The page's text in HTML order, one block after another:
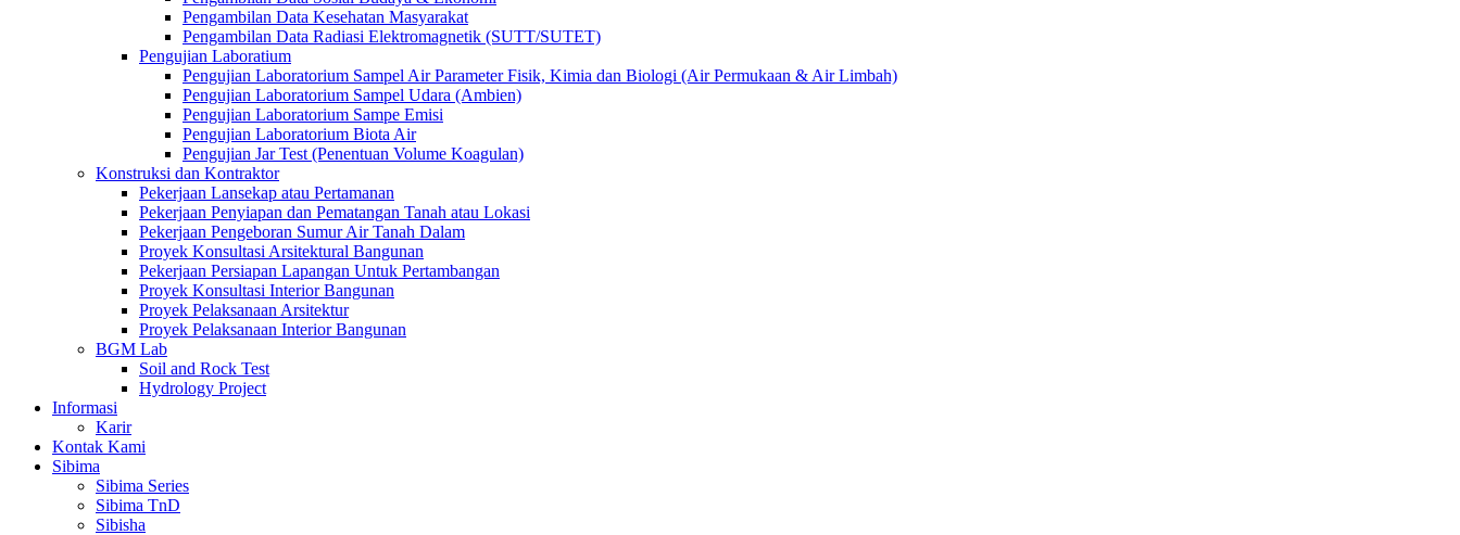
Pengambilan Data Kesehatan Masyarakat
Pengambilan Data Radiasi Elektromagnetik (SUTT/SUTET)
Pengujian Laboratium
Pengujian Laboratorium Sampel Air Parameter Fisik, Kimia dan Biologi (Air Permukaan & Air Limbah)
Pengujian Laboratorium Sampel Udara (Ambien)
Pengujian Laboratorium Sampe Emisi
Pengujian Laboratorium Biota Air
Pengujian Jar Test (Penentuan Volume Koagulan)
Konstruksi dan Kontraktor
Pekerjaan Lansekap atau Pertamanan
Pekerjaan Penyiapan dan Pematangan Tanah atau Lokasi
Pekerjaan Pengeboran Sumur Air Tanah Dalam
Proyek Konsultasi Arsitektural Bangunan
Pekerjaan Persiapan Lapangan Untuk Pertambangan
Proyek Konsultasi Interior Bangunan
Proyek Pelaksanaan Arsitektur
Proyek Pelaksanaan Interior Bangunan
BGM Lab
Soil and Rock Test
Hydrology Project
Informasi
Karir
Kontak Kami
Sibima
Sibima Series
Sibima TnD
Sibisha